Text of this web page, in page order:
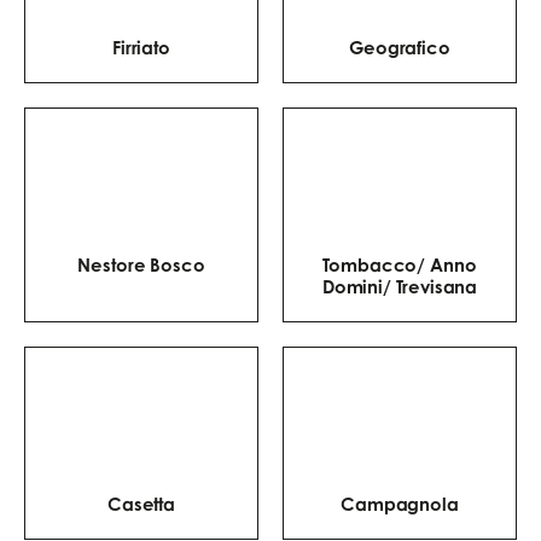
Firriato Geografico
Nestore Bosco
Tombacco/ Anno
Domini/ Trevisana
Casetta Campagnola